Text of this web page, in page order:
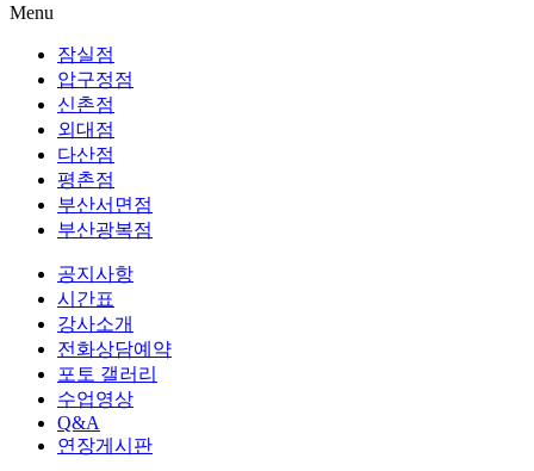
Menu
잠실점
압구정점
신촌점
외대점
다산점
평촌점
부산서면점
부산광복점
공지사항
시간표
강사소개
전화상담예약
포토 갤러리
수업영상
Q&A
연장게시판